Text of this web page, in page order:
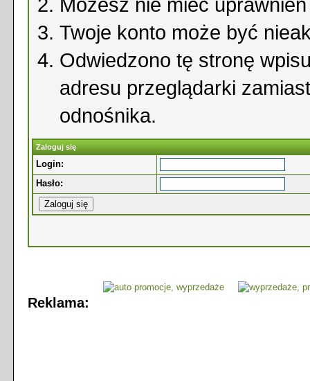
Możesz nie mieć
Twoje konto może być
Odwiedzono tę stronę
adresu przeglądarki
odnośnika.
Zaloguj się
Login:
Hasło:
Reklama: